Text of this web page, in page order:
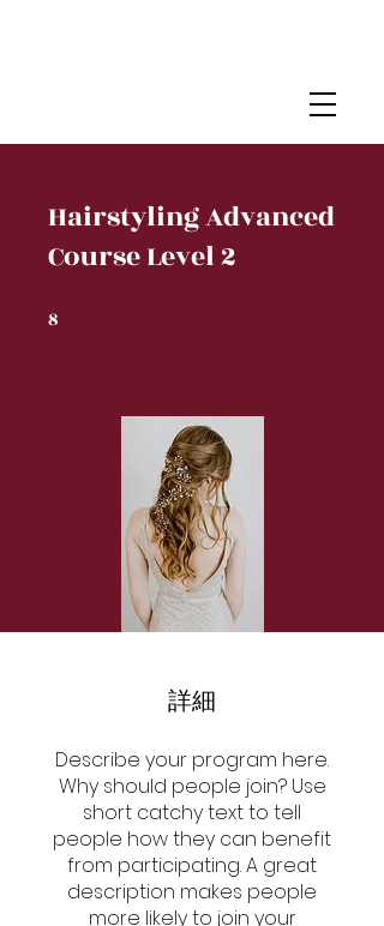
Hairstyling Advanced
Course Level 2
8
詳細
Describe your program here.
Why should people join? Use
short catchy text to tell
people how they can benefit
from participating. A great
description makes people
more likely to join your